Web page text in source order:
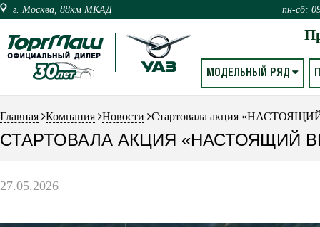
г. Москва, 88км МКАД пн-сб:
МОДЕЛЬНЫЙ РЯД
Главная Компания Новости Стартовала акция
СТАРТОВАЛА АКЦИЯ «НАСТОЯЩИЙ
27.05.2026